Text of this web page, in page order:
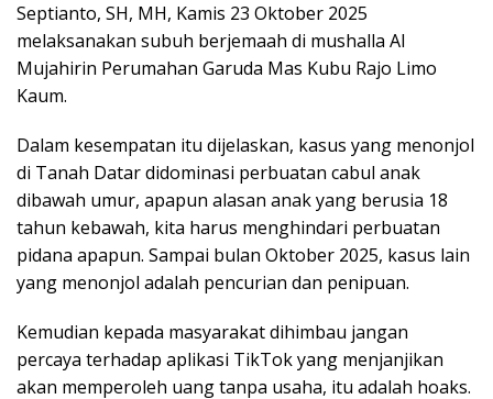
Septianto, SH, MH, Kamis 23 Oktober 2025
melaksanakan subuh berjemaah di mushalla Al
Mujahirin Perumahan Garuda Mas Kubu Rajo Limo
Kaum.
Dalam kesempatan itu dijelaskan, kasus yang menonjol
di Tanah Datar didominasi perbuatan cabul anak
dibawah umur, apapun alasan anak yang berusia 18
tahun kebawah, kita harus menghindari perbuatan
pidana apapun. Sampai bulan Oktober 2025, kasus lain
yang menonjol adalah pencurian dan penipuan.
Kemudian kepada masyarakat dihimbau jangan
percaya terhadap aplikasi TikTok yang menjanjikan
akan memperoleh uang tanpa usaha, itu adalah hoaks.